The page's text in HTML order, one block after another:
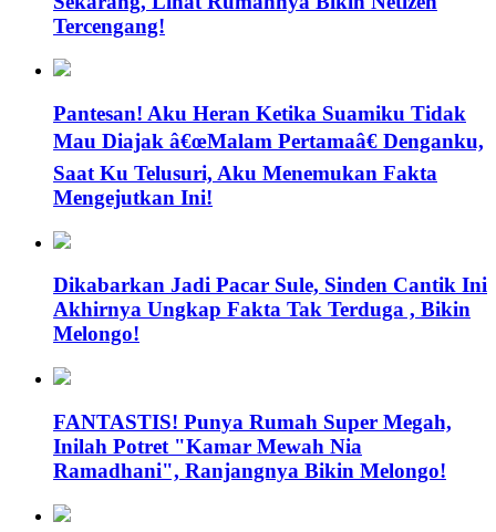
Tercengang!
Pantesan! Aku Heran Ketika Suamiku Tidak
Mau Diajak â€œMalam Pertamaâ€ Denganku,
Saat Ku Telusuri, Aku Menemukan Fakta
Mengejutkan Ini!
Dikabarkan Jadi Pacar Sule, Sinden Cantik Ini
Akhirnya Ungkap Fakta Tak Terduga , Bikin
Melongo!
FANTASTIS! Punya Rumah Super Megah,
Inilah Potret "Kamar Mewah Nia
Ramadhani", Ranjangnya Bikin Melongo!